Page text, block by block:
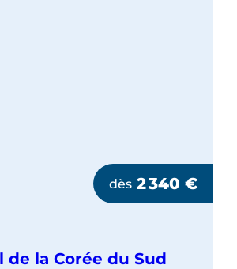
dès 2 340 €
de la Corée du Sud